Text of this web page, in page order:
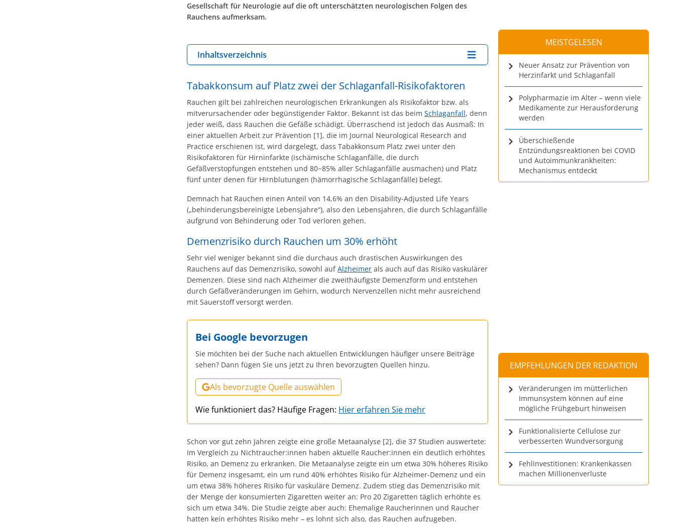
Gesellschaft für Neurologie auf die oft unterschätzten neurologischen Folgen des
Rauchens aufmerksam.
Inhaltsverzeichnis
Tabakkonsum auf Platz zwei der Schlaganfall-Risikofaktoren
Rauchen gilt bei zahlreichen neurologischen Erkrankungen als Risikofaktor bzw. als
mitverursachender oder begünstigender Faktor. Bekannt ist das beim Schlaganfall, denn
jeder weiß, dass Rauchen die Gefäße schädigt. Überraschend ist jedoch das Ausmaß: In
einer aktuellen Arbeit zur Prävention [1], die im Journal Neurological Research and
Practice erschienen ist, wird dargelegt, dass Tabakkonsum Platz zwei unter den
Risikofaktoren für Hirninfarkte (ischämische Schlaganfälle, die durch
Gefäßverstopfungen entstehen und 80−85% aller Schlaganfälle ausmachen) und Platz
fünf unter denen für Hirnblutungen (hämorrhagische Schlaganfälle) belegt.
Demnach hat Rauchen einen Anteil von 14,6% an den Disability-Adjusted Life Years
(„behinderungsbereinigte Lebensjahre“), also den Lebensjahren, die durch Schlaganfälle
aufgrund von Behinderung oder Tod verloren gehen.
Demenzrisiko durch Rauchen um 30% erhöht
Sehr viel weniger bekannt sind die durchaus auch drastischen Auswirkungen des
Rauchens auf das Demenzrisiko, sowohl aufAlzheimer als auch auf das Risiko vaskulärer
Demenzen. Diese sind nach Alzheimer die zweithäufigste Demenzform und entstehen
durch Gefäßveränderungen im Gehirn, wodurch Nervenzellen nicht mehr ausreichend
mit Sauerstoff versorgt werden.
Bei Google bevorzugen
Sie möchten bei der Suche nach aktuellen Entwicklungen häufiger unsere Beiträge
sehen? Dann fügen Sie uns jetzt zu Ihren bevorzugten Quellen hinzu.
Als bevorzugte Quelle auswählen
Wie funktioniert das? Häufige Fragen: Hier erfahren Sie mehr
Schon vor gut zehn Jahren zeigte eine große Metaanalyse [2], die 37 Studien auswertete:
Im Vergleich zu Nichtraucher:innen haben aktuelle Raucher:innen ein deutlich erhöhtes
Risiko, an Demenz zu erkranken. Die Metaanalyse zeigte ein um etwa 30% höheres Risiko
für Demenz insgesamt, ein um rund 40% erhöhtes Risiko für Alzheimer-Demenz und ein
um etwa 38% höheres Risiko für vaskuläre Demenz. Zudem stieg das Demenzrisiko mit
der Menge der konsumierten Zigaretten weiter an: Pro 20 Zigaretten täglich erhöhte es
sich um etwa 34%. Die Studie zeigte aber auch: Ehemalige Raucherinnen und Raucher
hatten kein erhöhtes Risiko mehr – es lohnt sich also, das Rauchen aufzugeben.
MEISTGELESEN
Neuer Ansatz zur Prävention von
Herzinfarkt und Schlaganfall
Polypharmazie im Alter – wenn viele
Medikamente zur Herausforderung
werden
Überschießende
Entzündungsreaktionen bei COVID
und Autoimmunkrankheiten:
Mechanismus entdeckt
EMPFEHLUNGEN DER REDAKTION
Veränderungen im mütterlichen
Immunsystem können auf eine
mögliche Frühgeburt hinweisen
Funktionalisierte Cellulose zur
verbesserten Wundversorgung
Fehlinvestitionen: Krankenkassen
machen Millionenverluste